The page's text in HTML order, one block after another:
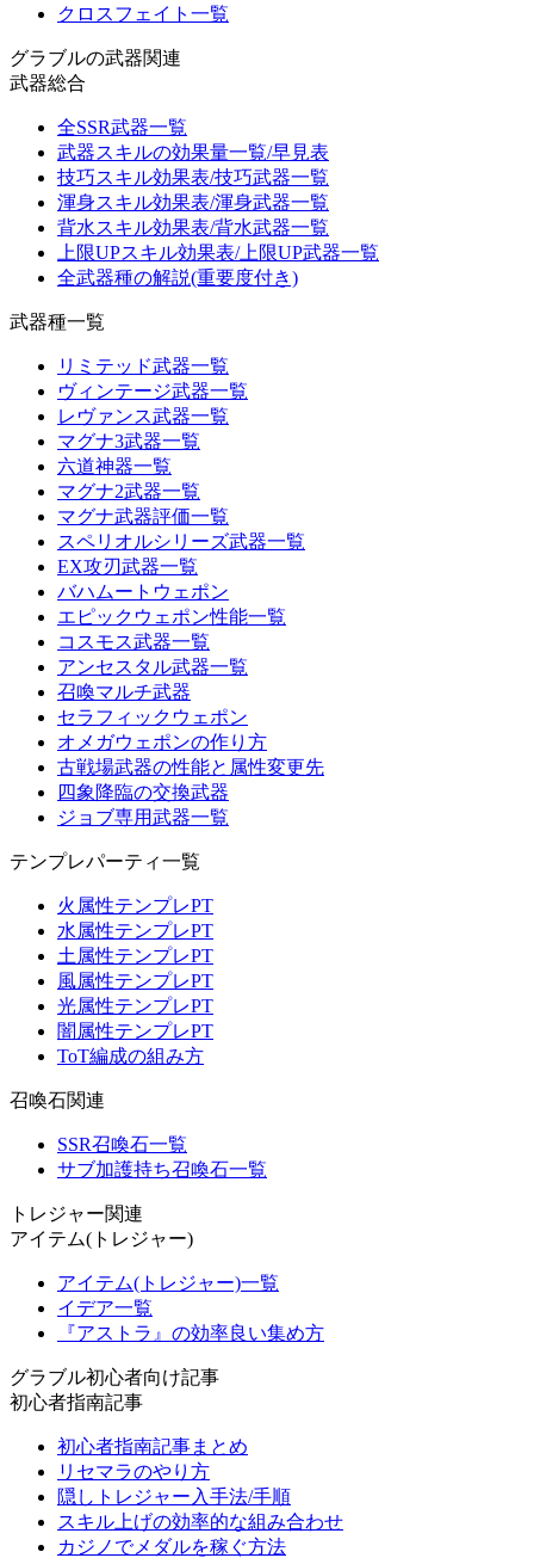
クロスフェイト一覧
グラブルの武器関連
武器総合
全SSR武器一覧
武器スキルの効果量一覧/早見表
技巧スキル効果表/技巧武器一覧
渾身スキル効果表/渾身武器一覧
背水スキル効果表/背水武器一覧
上限UPスキル効果表/上限UP武器一覧
全武器種の解説(重要度付き)
武器種一覧
リミテッド武器一覧
ヴィンテージ武器一覧
レヴァンス武器一覧
マグナ3武器一覧
六道神器一覧
マグナ2武器一覧
マグナ武器評価一覧
スペリオルシリーズ武器一覧
EX攻刃武器一覧
バハムートウェポン
エピックウェポン性能一覧
コスモス武器一覧
アンセスタル武器一覧
召喚マルチ武器
セラフィックウェポン
オメガウェポンの作り方
古戦場武器の性能と属性変更先
四象降臨の交換武器
ジョブ専用武器一覧
テンプレパーティ一覧
火属性テンプレPT
水属性テンプレPT
土属性テンプレPT
風属性テンプレPT
光属性テンプレPT
闇属性テンプレPT
ToT編成の組み方
召喚石関連
SSR召喚石一覧
サブ加護持ち召喚石一覧
トレジャー関連
アイテム(トレジャー)
アイテム(トレジャー)一覧
イデア一覧
『アストラ』の効率良い集め方
グラブル初心者向け記事
初心者指南記事
初心者指南記事まとめ
リセマラのやり方
隠しトレジャー入手法/手順
スキル上げの効率的な組み合わせ
カジノでメダルを稼ぐ方法